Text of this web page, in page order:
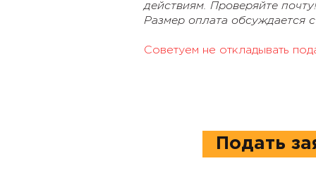
действиям. Проверяйте почту!
Размер оплата обсуждается
Советуем не откладывать
Подать